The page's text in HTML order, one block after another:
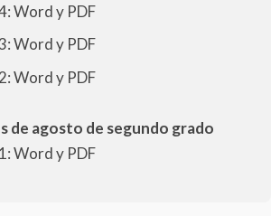
Word y PDF
Word y PDF
Word y PDF
de agosto de segundo grado
Word y PDF